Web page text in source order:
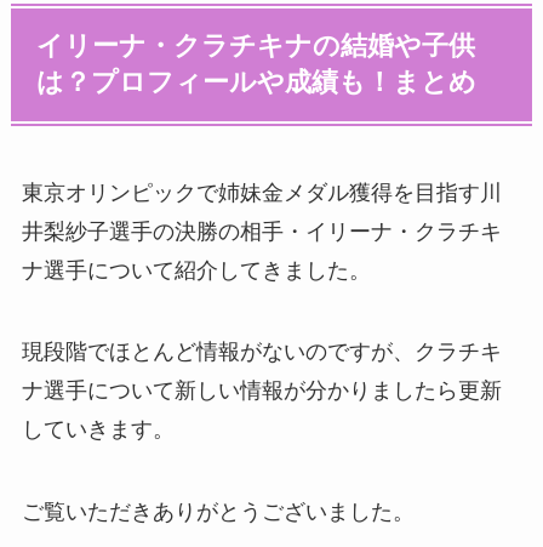
イリーナ・クラチキナの結婚や子供
は？プロフィールや成績も！まとめ
東京オリンピックで姉妹金メダル獲得を目指す川
井梨紗子選手の決勝の相手・イリーナ・クラチキ
ナ選手について紹介してきました。
現段階でほとんど情報がないのですが、クラチキ
ナ選手について新しい情報が分かりましたら更新
していきます。
ご覧いただきありがとうございました。